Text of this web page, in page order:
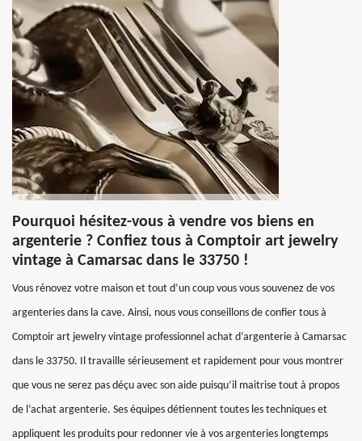
Pourquoi hésitez-vous à vendre vos biens en
argenterie ? Confiez tous à Comptoir art jewelry
vintage à Camarsac dans le 33750 !
Vous rénovez votre maison et tout d’un coup vous vous souvenez de vos
argenteries dans la cave. Ainsi, nous vous conseillons de confier tous à
Comptoir art jewelry vintage professionnel achat d’argenterie à Camarsac
dans le 33750. Il travaille sérieusement et rapidement pour vous montrer
que vous ne serez pas déçu avec son aide puisqu’il maitrise tout à propos
de l’achat argenterie. Ses équipes détiennent toutes les techniques et
appliquent les produits pour redonner vie à vos argenteries longtemps